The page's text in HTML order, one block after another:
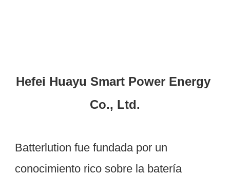
Hefei Huayu Smart Power Energy
Batterlution fue fundada por un
conocimiento rico sobre la batería